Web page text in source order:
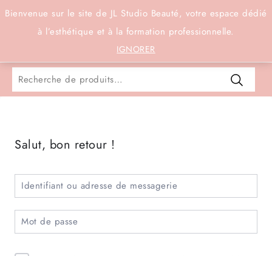
Bienvenue sur le site de JL Studio Beauté, votre espace dédié
à l’esthétique et à la formation professionnelle.
IGNORER
Connexion
Salut, bon retour !